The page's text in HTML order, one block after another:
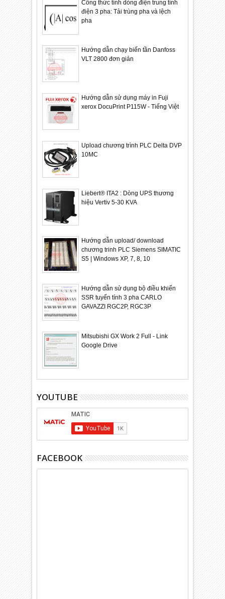
Công thức tính dòng điện trung tính
điện 3 pha: Tải trùng pha và lệch
pha
Hướng dẫn chạy biến tần Danfoss
VLT 2800 đơn giản
Hướng dẫn sử dụng máy in Fuji
xerox DocuPrint P115W - Tiếng Việt
Upload chương trình PLC Delta DVP
10MC
Liebert® ITA2 : Dòng UPS thương
hiệu Vertiv 5-30 KVA
Hướng dẫn upload/ download
chương trinh PLC Siemens SIMATIC
S5 | Windows XP, 7, 8, 10
Hướng dẫn sử dụng bộ điều khiển
SSR tuyến tính 3 pha CARLO
GAVAZZI RGC2P, RGC3P
Mitsubishi GX Work 2 Full - Link
Google Drive
YOUTUBE
FACEBOOK